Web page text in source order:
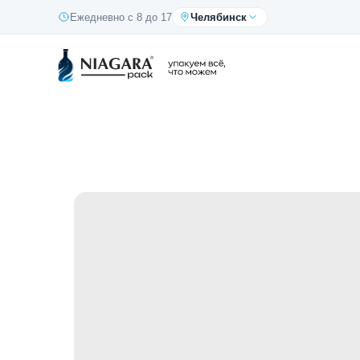
Ежедневно с 8 до 17 Челябинск